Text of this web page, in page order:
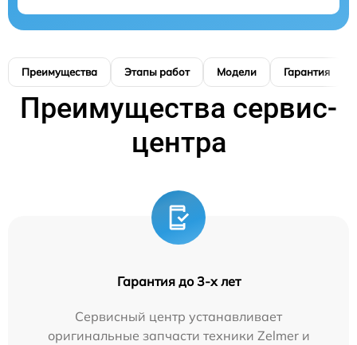
Преимущества Этапы работ Модели Гарантия
Преимущества сервис-
центра
Гарантия до 3-х лет
Сервисный центр устанавливает
оригинальные запчасти техники Zelmer и